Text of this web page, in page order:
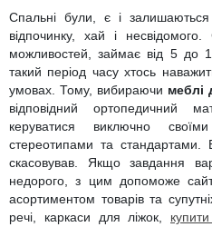
Спальні були, є і
відпочинку, хай і
можливостей, займає від 5 до
такий період часу хтось
умовах. Тому, вибираючи меблі
відповідний ортопедичний
керуватися виключно
стереотипами та стандартами.
скасовував. Якщо завдання
недорого, з цим допоможе
асортиментом товарів та
речі, каркаси для ліжок,